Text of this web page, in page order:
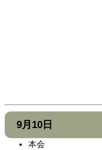
一
9月10日
本会